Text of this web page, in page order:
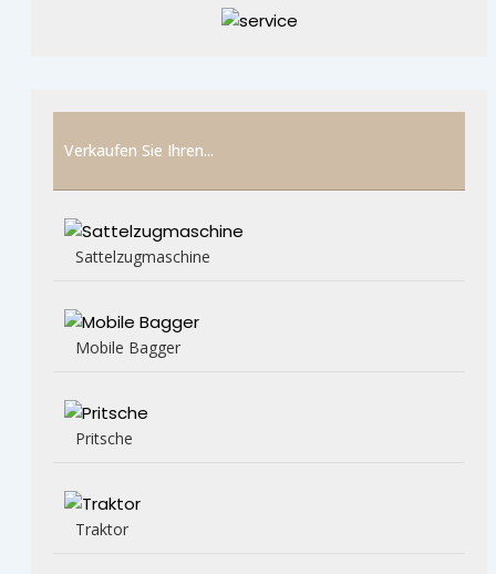
Verkaufen Sie Ihren...
Sattelzugmaschine
Mobile Bagger
Pritsche
Traktor